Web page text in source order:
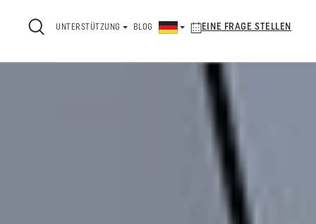
UNTERSTÜTZUNG BLOG EINE FRAGE STELLEN